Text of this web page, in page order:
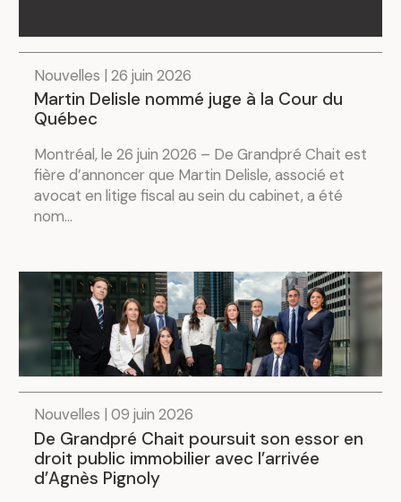
Nouvelles | 26 juin 2026
Martin Delisle nommé juge à la Cour du
Québec
Montréal, le 26 juin 2026 – De Grandpré Chait est
fière d’annoncer que Martin Delisle, associé et
avocat en litige fiscal au sein du cabinet, a été
nom...
Nouvelles | 09 juin 2026
De Grandpré Chait poursuit son essor en
droit public immobilier avec l’arrivée
d’Agnès Pignoly